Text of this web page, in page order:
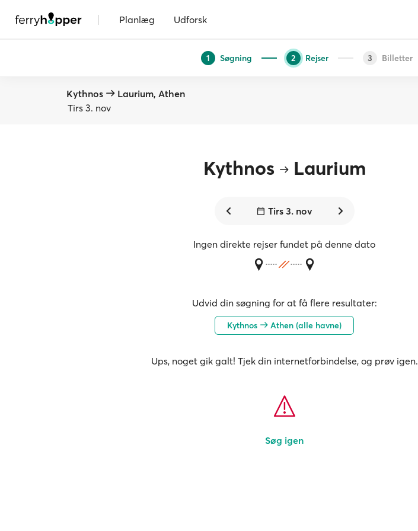
| Planlæg Udforsk
1 Søgning 2 Rejser 3 Billetter
Kythnos
Laurium, Athen
Tirs 3. nov
Kythnos Laurium
Tirs 3. nov
Ingen direkte rejser fundet på denne dato
Udvid din søgning for at få flere resultater:
Kythnos Athen (alle havne)
Ups, noget gik galt! Tjek din internetforbindelse, og prøv igen.
Søg igen